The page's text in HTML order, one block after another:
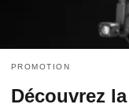
PROMOTION
Découvrez